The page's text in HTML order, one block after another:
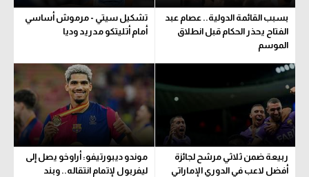
بسبب القائمة الدولية.. عصام عبد
الفتاح يحذر الحكام قبل انطلاق
الموسم
تشكيل سيتي - مرموش أساسي
أمام أتليتكو مدريد وديا
ربيعة ضمن ثلاثي مرشح لجائزة
أفضل لاعب في الدوري الإماراتي
موندو ديبورتيفو: أراوخو يصل إلى
ليفربول لإتمام انتقاله.. وبند